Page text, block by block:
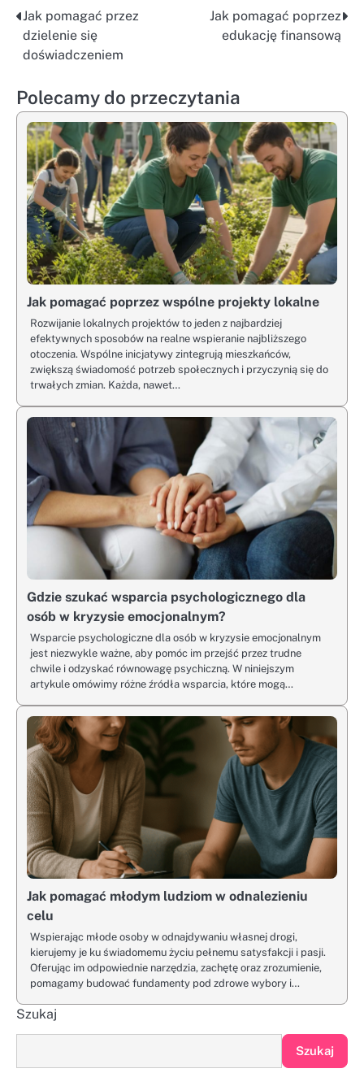
Nawigacja
wpisu
Jak pomagać przez
dzielenie się
doświadczeniem
Jak pomagać poprzez
edukację finansową
Polecamy do przeczytania
Jak pomagać poprzez wspólne projekty lokalne
Rozwijanie lokalnych projektów to jeden z najbardziej
efektywnych sposobów na realne wspieranie najbliższego
otoczenia. Wspólne inicjatywy zintegrują mieszkańców,
zwiększą świadomość potrzeb społecznych i przyczynią się do
trwałych zmian. Każda, nawet…
Gdzie szukać wsparcia psychologicznego dla
osób w kryzysie emocjonalnym?
Wsparcie psychologiczne dla osób w kryzysie emocjonalnym
jest niezwykle ważne, aby pomóc im przejść przez trudne
chwile i odzyskać równowagę psychiczną. W niniejszym
artykule omówimy różne źródła wsparcia, które mogą…
Jak pomagać młodym ludziom w odnalezieniu
celu
Wspierając młode osoby w odnajdywaniu własnej drogi,
kierujemy je ku świadomemu życiu pełnemu satysfakcji i pasji.
Oferując im odpowiednie narzędzia, zachętę oraz zrozumienie,
pomagamy budować fundamenty pod zdrowe wybory i…
Szukaj
Szukaj